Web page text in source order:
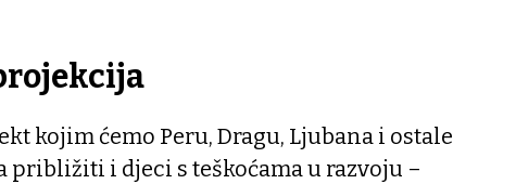
kojim ćemo Peru, Dragu, Ljubana i ostale
približiti i djeci s teškoćama u razvoju –